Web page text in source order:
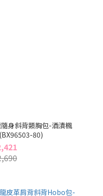
身斜背類胸包-酒漬楓
80)